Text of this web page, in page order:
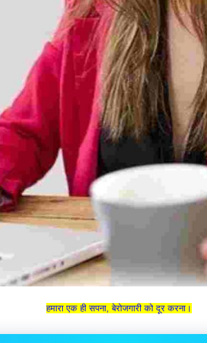
हमारा एक ही सपना, बेरोजगारी को दूर करना।